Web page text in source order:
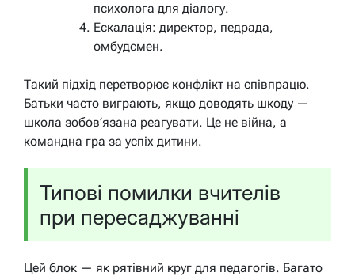
психолога для діалогу.
Ескалація: директор, педрада,
омбудсмен.
Такий підхід перетворює конфлікт на співпрацю.
Батьки часто виграють, якщо доводять шкоду —
школа зобов’язана реагувати. Це не війна, а
командна гра за успіх дитини.
Типові помилки вчителів
при пересаджуванні
Цей блок — як рятівний круг для педагогів. Багато